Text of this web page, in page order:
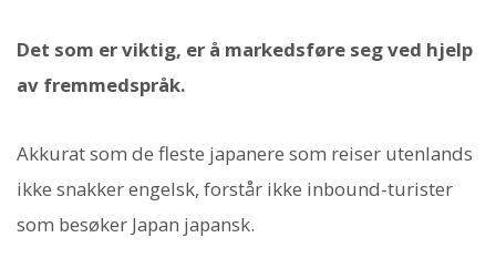
Det som er viktig, er å markedsføre seg ved hjelp
av fremmedspråk.
Akkurat som de fleste japanere som reiser utenlands
ikke snakker engelsk, forstår ikke inbound-turister
som besøker Japan japansk.